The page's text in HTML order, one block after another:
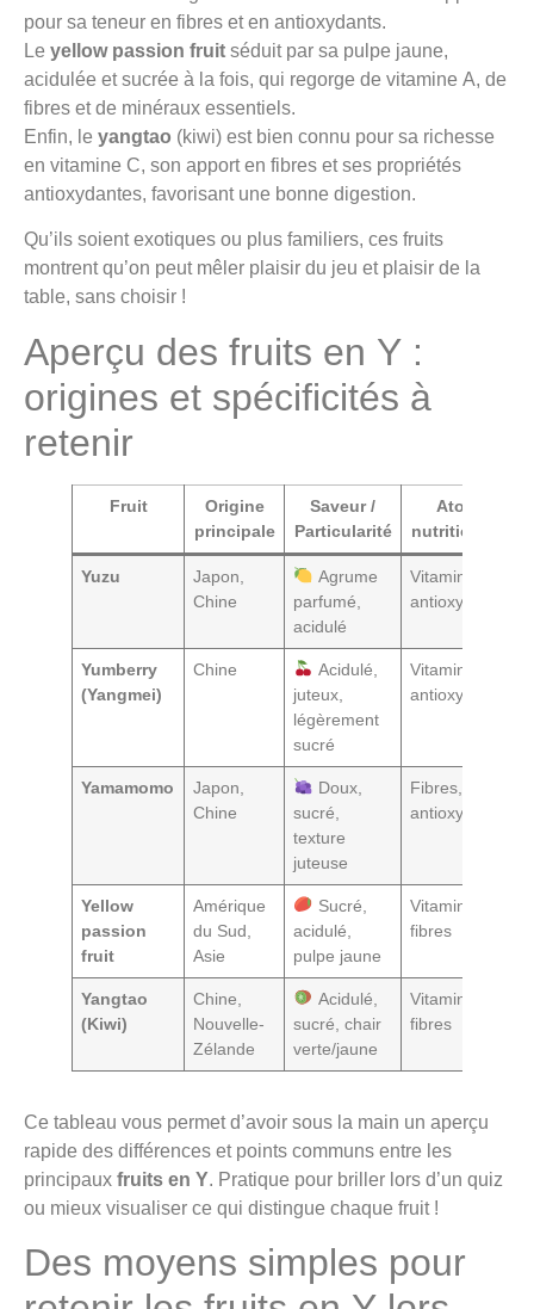
pour sa teneur en fibres et en antioxydants.
Le yellow passion fruit séduit par sa pulpe jaune,
acidulée et sucrée à la fois, qui regorge de vitamine A, de
fibres et de minéraux essentiels.
Enfin, le yangtao (kiwi) est bien connu pour sa richesse
en vitamine C, son apport en fibres et ses propriétés
antioxydantes, favorisant une bonne digestion.
Qu’ils soient exotiques ou plus familiers, ces fruits
montrent qu’on peut mêler plaisir du jeu et plaisir de la
table, sans choisir !
Aperçu des fruits en Y :
origines et spécificités à
retenir
Fruit
Origine
principale
Saveur /
Particularité
Atout
nutritionnel
Yuzu
Japon,
Chine
Agrume
parfumé,
acidulé
Vitamine C,
antioxydants
Yumberry
(Yangmei)
Chine
Acidulé,
juteux,
légèrement
sucré
Vitamine C,
antioxydants
Yamamomo
Japon,
Chine
Doux,
sucré,
texture
juteuse
Fibres,
antioxydants
Yellow
passion
fruit
Amérique
du Sud,
Asie
Sucré,
acidulé,
pulpe jaune
Vitamine A,
fibres
Yangtao
(Kiwi)
Chine,
Nouvelle-
Zélande
Acidulé,
sucré, chair
verte/jaune
Vitamine C,
fibres
Ce tableau vous permet d’avoir sous la main un aperçu
rapide des différences et points communs entre les
principaux fruits en Y. Pratique pour briller lors d’un quiz
ou mieux visualiser ce qui distingue chaque fruit !
Des moyens simples pour